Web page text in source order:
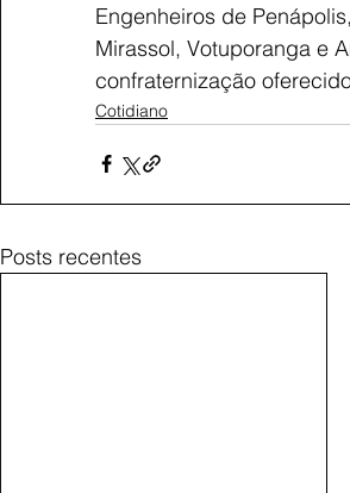
Engenheiros de
Mirassol, Votuporanga e
confraternização
Cotidiano
Posts recentes